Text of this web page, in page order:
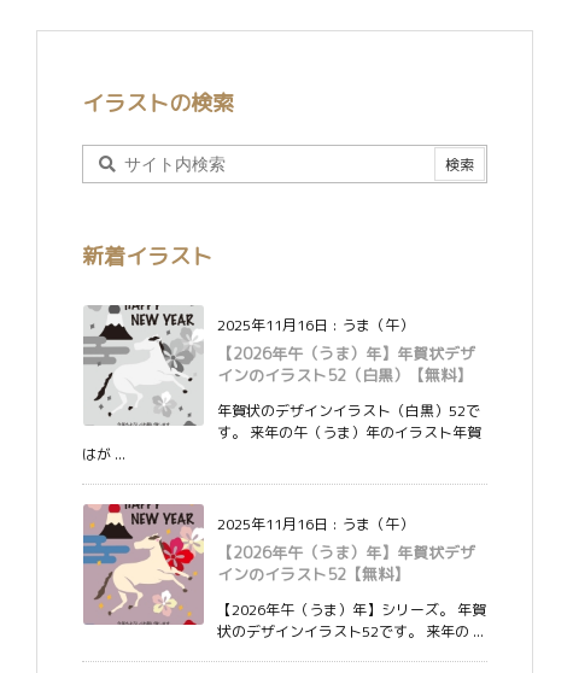
イラストの検索
新着イラスト
2025年11月16日 : うま（午）
【2026年午（うま）年】年賀状デザ
インのイラスト52（白黒）【無料】
年賀状のデザインイラスト（白黒）52で
す。 来年の午（うま）年のイラスト年賀
はが ...
2025年11月16日 : うま（午）
【2026年午（うま）年】年賀状デザ
インのイラスト52【無料】
【2026年午（うま）年】シリーズ。 年賀
状のデザインイラスト52です。 来年の ...